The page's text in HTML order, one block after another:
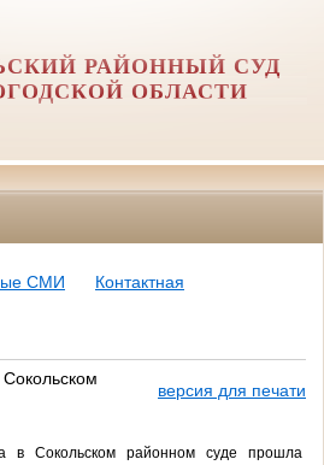
РАЙОННЫЙ СУД
ОБЛАСТИ
СМИ
Контактная
версия для печати
в Сокольском районном суде прошла